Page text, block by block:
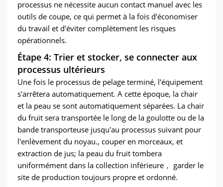
processus ne nécessite aucun contact manuel avec les
outils de coupe, ce qui permet à la fois d'économiser
du travail et d'éviter complètement les risques
opérationnels.
Étape 4: Trier et stocker, se connecter aux
processus ultérieurs
Une fois le processus de pelage terminé, l'équipement
s'arrêtera automatiquement. A cette époque, la chair
et la peau se sont automatiquement séparées. La chair
du fruit sera transportée le long de la goulotte ou de la
bande transporteuse jusqu'au processus suivant pour
l'enlèvement du noyau., couper en morceaux, et
extraction de jus; la peau du fruit tombera
uniformément dans la collection inférieure， garder le
site de production toujours propre et ordonné.